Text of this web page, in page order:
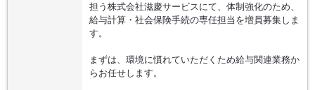
担う株式会社滋慶サービスにて、体制強化のため、
給与計算・社会保険手続の専任担当を増員募集しま
す。
まずは、環境に慣れていただくため給与関連業務か
らお任せします。